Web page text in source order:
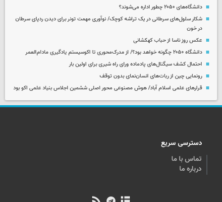
دانشگاه‌های ۲۰۵۰ چطور اداره می‌شوند؟
شکار سلول‌های سرطانی در یک تراشه کوچک/ نوآوری مهمت تونر برای دیدن ردپای سرطان
در خون
عکس روز ناسا از حباب کهکشانی
دانشگاه ۲۰۵۰ چگونه خواهد بود؟/ از مدرک‌محوری تا اکوسیستم یادگیری مادام‌العمر
احتمال کشف سیگنال‌های پادماده ورای راه شیری برای اولین بار
رونمایی چین از ربات‌های انسان‌نمای بدون توقف
قرارهای علمی اسلام آباد/ هوش مصنوعی محور اصلی ششمین اجلاس بنیاد علمی اکو بود
دسترسی سریع
تماس با ما
درباره ما